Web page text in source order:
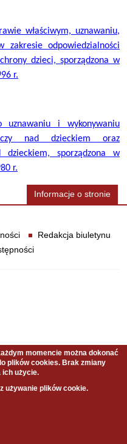
właściwym, uznawaniu,
zakresie odpowiedzialności
dzieci, sporządzona w
r.
o uznawaniu i wykonywaniu
nad dzieckiem oraz
sporządzona w
r.
Informacje o stronie
Redakcja biuletynu
Informacji Publicznej
momencie można dokonać
plików cookies. Brak zmiany
ich użycie.
używanie plików cookie.